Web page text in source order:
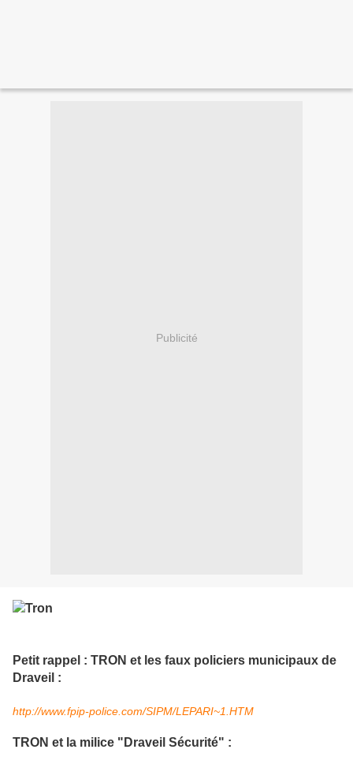
Publicité
Petit rappel : TRON et les faux policiers municipaux de
Draveil :
http://www.fpip-police.com/SIPM/LEPARI~1.HTM
TRON et la milice "Draveil Sécurité" :